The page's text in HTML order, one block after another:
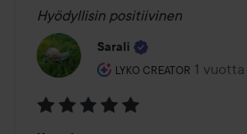
Hyödyllisin positiivinen
Sarali
LYKO CREATOR
Käyttäjän rooli: Lyko
1
Viesti